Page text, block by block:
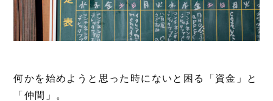
何かを始めようと思った時にないと困る「資金」と
「仲間」。